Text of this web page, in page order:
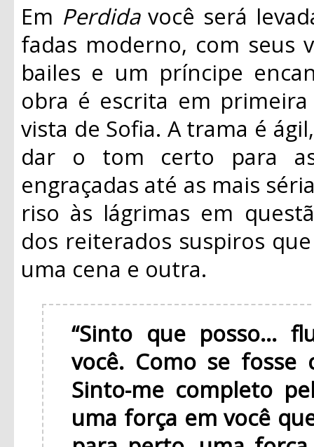
Em Perdidavocê será
fadas moderno, com seus
bailes e um príncipe
obra é escrita em
vista de Sofia. A trama é
dar o tom certo para
engraçadas até as mais
riso às lágrimas em
dos reiterados suspiros
uma cena e outra.
“Sinto que posso...
você. Como se fosse
Sinto-me completo
uma força em você